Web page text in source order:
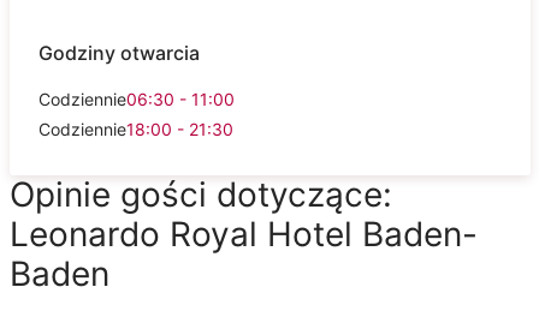
Godziny otwarcia
Codziennie06:30 - 11:00
Codziennie18:00 - 21:30
Opinie gości dotyczące:
Leonardo Royal Hotel Baden-
Baden